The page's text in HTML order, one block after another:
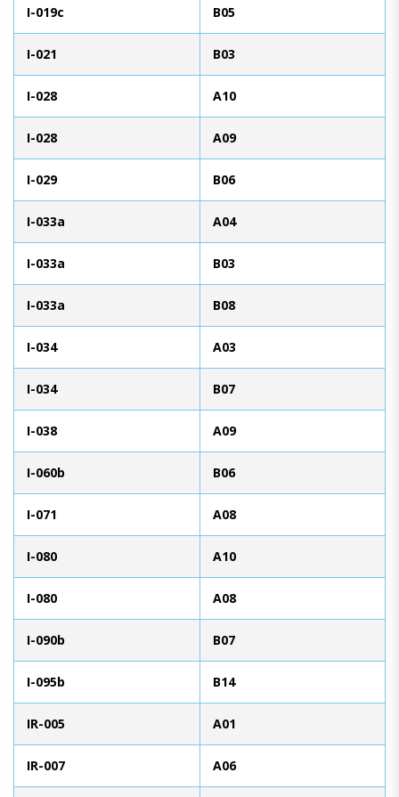
I-019c B05
I-021 B03
I-028 A10
I-028 A09
I-029 B06
I-033a A04
I-033a B03
I-033a B08
I-034 A03
I-034 B07
I-038 A09
I-060b B06
I-071 A08
I-080 A10
I-080 A08
I-090b B07
I-095b B14
IR-005 A01
IR-007 A06